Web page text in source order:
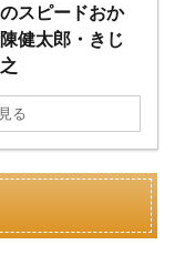
スピードおか
健太郎・きじ
る